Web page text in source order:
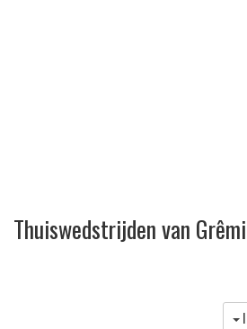
Thuiswedstrijden van